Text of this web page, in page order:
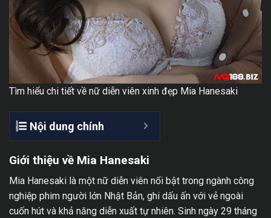
Tìm hiểu chi tiết về nữ diễn viên xinh đẹp Mia Hanesaki
Nội dung chính
Giới thiệu về Mia Hanesaki
Mia Hanesaki là một nữ diễn viên nổi bật trong ngành công
nghiệp phim người lớn Nhật Bản, ghi dấu ấn với vẻ ngoài
cuốn hút và khả năng diễn xuất tự nhiên. Sinh ngày 29 tháng